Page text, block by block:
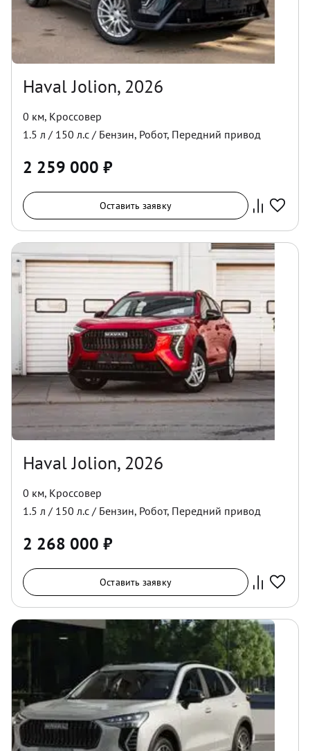
Haval Jolion, 2026
0 км, Кроссовер
1.5 л / 150 л.с / Бензин, Робот, Передний привод
2 259 000 ₽
Оставить заявку
Haval Jolion, 2026
0 км, Кроссовер
1.5 л / 150 л.с / Бензин, Робот, Передний привод
2 268 000 ₽
Оставить заявку